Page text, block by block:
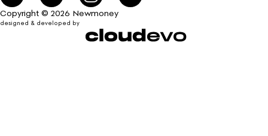
Copyright © 2026 Newmoney
designed & developed by